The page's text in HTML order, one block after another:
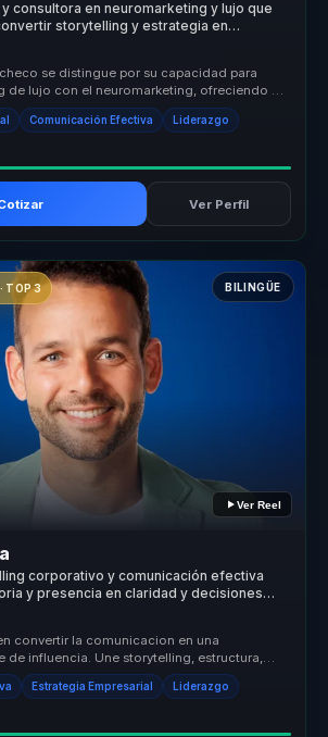
consultora en neuromarketing y lujo que
storytelling y estrategia en
competitiva.
se distingue por su capacidad para
de lujo con el neuromarketing, ofreciendo un
Comunicación Efectiva Liderazgo
Ver Perfil
TOP 3 BILINGÜE
Ver Reel
corporativo y comunicación efectiva
y presencia en claridad y decisiones
convertir la comunicacion en una
de influencia. Une storytelling, estructura,
Estrategia Empresarial Liderazgo